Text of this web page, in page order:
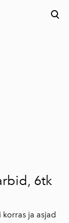
6tk
ja asjad